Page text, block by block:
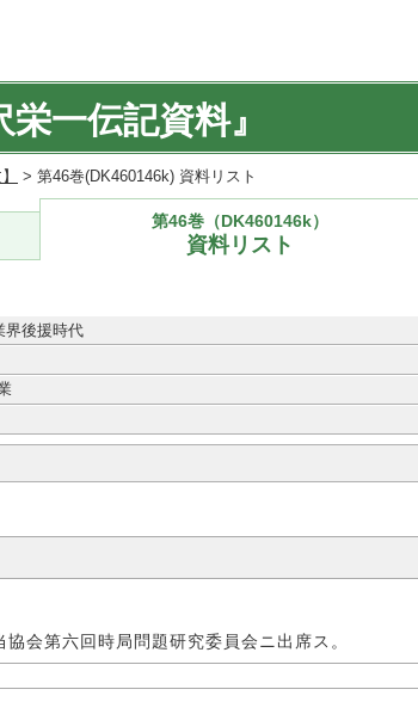
一伝記資料』
> 第46巻(DK460146k) 資料リスト
第46巻（DK460146k）
資料リスト
後援時代
会第六回時局問題研究委員会ニ出席ス。